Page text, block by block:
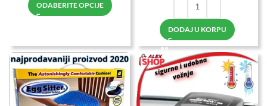
ODABERITE OPCIJE
DODAJ U KORPU